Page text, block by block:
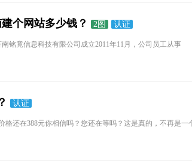
个网站多少钱？ 2图 认证
铭竟信息科技有限公司成立2011年11月，公司员工从事
认证
还在388元你相信吗？您还在等吗？这是真的，不再是一